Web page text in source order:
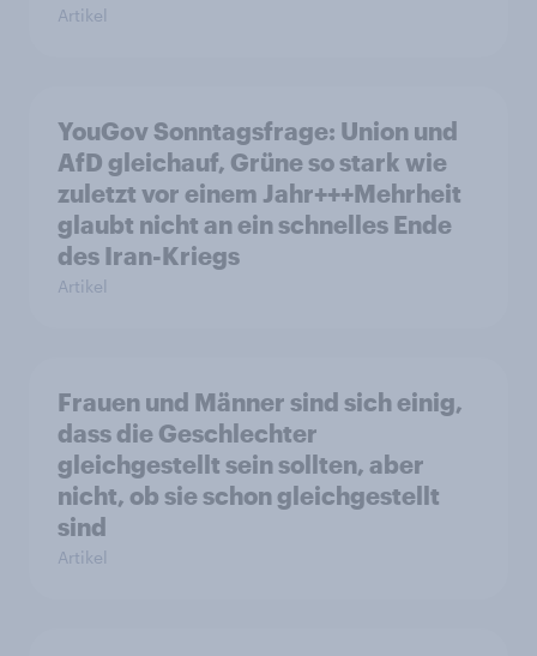
Artikel
YouGov Sonntagsfrage: Union und
AfD gleichauf, Grüne so stark wie
zuletzt vor einem Jahr+++Mehrheit
glaubt nicht an ein schnelles Ende
des Iran-Kriegs
Artikel
Frauen und Männer sind sich einig,
dass die Geschlechter
gleichgestellt sein sollten, aber
nicht, ob sie schon gleichgestellt
sind
Artikel